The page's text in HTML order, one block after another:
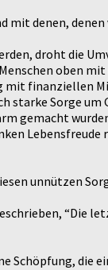
mit denen,
droht die
oben
mit finanziellen
starke Sorge
gemacht
unnützen
“Die
Schöpfung, die